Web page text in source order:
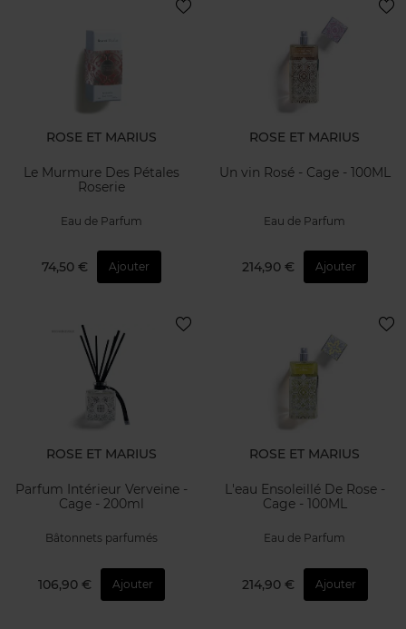
ROSE ET MARIUS
Le Murmure Des Pétales
Roserie
Eau de Parfum
74,50 € Ajouter
ROSE ET MARIUS
Un vin Rosé - Cage - 100ML
Eau de Parfum
214,90 € Ajouter
ROSE ET MARIUS
Parfum Intérieur Verveine -
Cage - 200ml
Bâtonnets parfumés
106,90 € Ajouter
ROSE ET MARIUS
L'eau Ensoleillé De Rose -
Cage - 100ML
Eau de Parfum
214,90 € Ajouter